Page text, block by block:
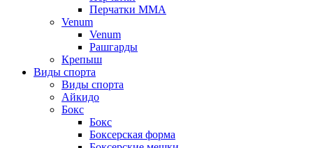
Перчатки MMA
Venum
Venum
Рашгарды
Крепыш
Виды спорта
Виды спорта
Айкидо
Бокс
Бокс
Боксерская форма